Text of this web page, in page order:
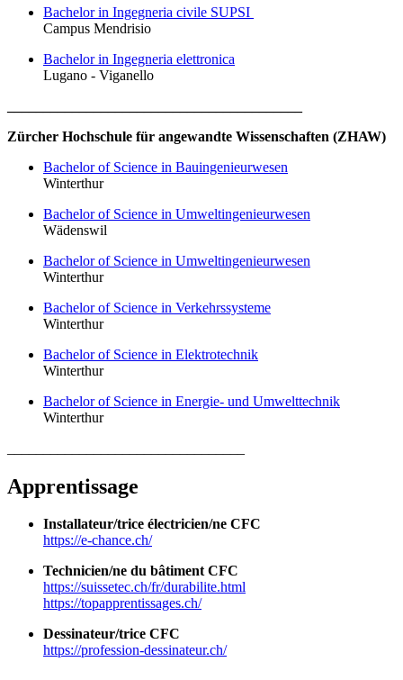
Bachelor in Ingegneria civile SUPSI
Campus Mendrisio
Bachelor in Ingegneria elettronica
Lugano - Viganello
Zürcher Hochschule für angewandte Wissenschaften (ZHAW)
Bachelor of Science in Bauingenieurwesen
Winterthur
Bachelor of Science in Umweltingenieurwesen
Wädenswil
Bachelor of Science in Umweltingenieurwesen
Winterthur
Bachelor of Science in Verkehrssysteme
Winterthur
Bachelor of Science in Elektrotechnik
Winterthur
Bachelor of Science in Energie- und Umwelttechnik
Winterthur
Apprentissage
Installateur/trice électricien/ne CFC
https://e-chance.ch/
Technicien/ne du bâtiment CFC
https://suissetec.ch/fr/durabilite.html
https://topapprentissages.ch/
Dessinateur/trice CFC
https://profession-dessinateur.ch/